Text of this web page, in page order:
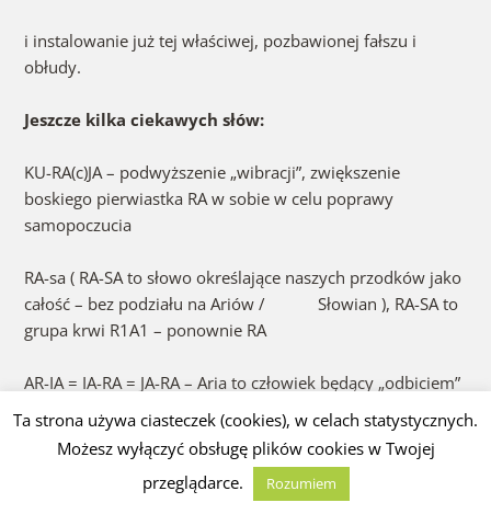
i instalowanie już tej właściwej, pozbawionej fałszu i
obłudy.
Jeszcze kilka ciekawych słów:
KU-RA(c)JA – podwyższenie „wibracji”, zwiększenie
boskiego pierwiastka RA w sobie w celu poprawy
samopoczucia
RA-sa ( RA-SA to słowo określające naszych przodków jako
całość – bez podziału na Ariów / Słowian ), RA-SA to
grupa krwi R1A1 – ponownie RA
AR-IA = IA-RA = JA-RA – Aria to człowiek będący „odbiciem”
Boga na Ziemi ( w naszym języku czytamy również wspak
– p-RA-widła omówione w odc. 4 )
Kilka przykładów dla zastosowania przeciwnego do
Ta strona używa ciasteczek (cookies), w celach statystycznych.
Możesz wyłączyć obsługę plików cookies w Twojej
przeglądarce.
Rozumiem